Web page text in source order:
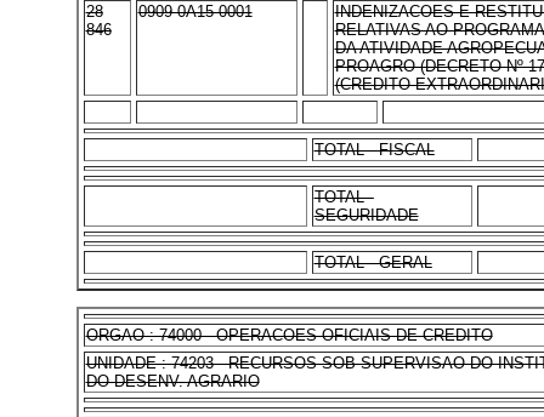
28
846
0909 0A15 0001
INDENIZACOES E
RELATIVAS AO
DA ATIVIDADE
PROAGRO (DECRETO Nº
(CREDITO
TOTAL - FISCAL
TOTAL -
SEGURIDADE
TOTAL - GERAL
ORGAO : 74000 - OPERACOES OFICIAIS DE CREDITO
UNIDADE : 74203 - RECURSOS SOB SUPERVISAO DO
DO DESENV. AGRARIO